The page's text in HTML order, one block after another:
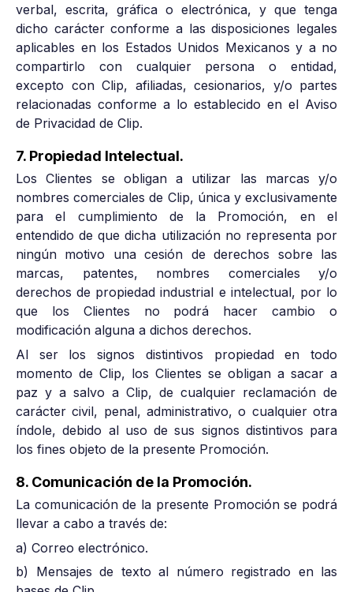
verbal, escrita, gráfica o electrónica, y que tenga
dicho carácter conforme a las disposiciones legales
aplicables en los Estados Unidos Mexicanos y a no
compartirlo con cualquier persona o entidad,
excepto con Clip, afiliadas, cesionarios, y/o partes
relacionadas conforme a lo establecido en el Aviso
de Privacidad de Clip.
7. Propiedad Intelectual.
Los Clientes se obligan a utilizar las marcas y/o
nombres comerciales de Clip, única y exclusivamente
para el cumplimiento de la Promoción, en el
entendido de que dicha utilización no representa por
ningún motivo una cesión de derechos sobre las
marcas, patentes, nombres comerciales y/o
derechos de propiedad industrial e intelectual, por lo
que los Clientes no podrá hacer cambio o
modificación alguna a dichos derechos.
Al ser los signos distintivos propiedad en todo
momento de Clip, los Clientes se obligan a sacar a
paz y a salvo a Clip, de cualquier reclamación de
carácter civil, penal, administrativo, o cualquier otra
índole, debido al uso de sus signos distintivos para
los fines objeto de la presente Promoción.
8. Comunicación de la Promoción.
La comunicación de la presente Promoción se podrá
llevar a cabo a través de:
a) Correo electrónico.
b) Mensajes de texto al número registrado en las